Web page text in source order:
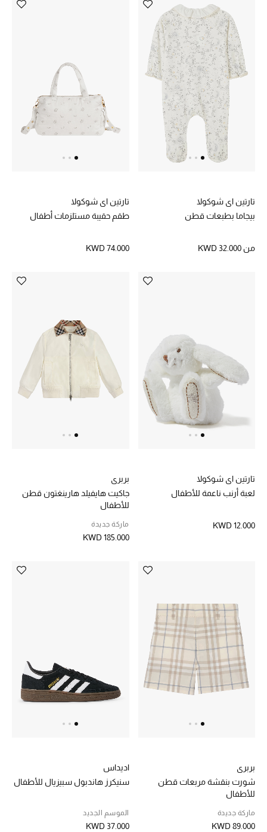
تارتين اي شوكولا
بيجاما بطبعات قطن
منKWD 32.000
تارتين اي شوكولا
طقم حقيبة مستلزمات أطفال
KWD 74.000
تارتين اي شوكولا
لعبة أرنب ناعمة للأطفال
KWD 12.000
بربري
جاكيت هايفيلد هارينغتون قطن
للأطفال
ماركة جديدة
KWD 185.000
بربري
شورت بنقشة مربعات قطن
للأطفال
ماركة جديدة
KWD 89.000
اديداس
سنيكرز هاندبول سبيزيال للأطفال
الموسم الجديد
KWD 37.000